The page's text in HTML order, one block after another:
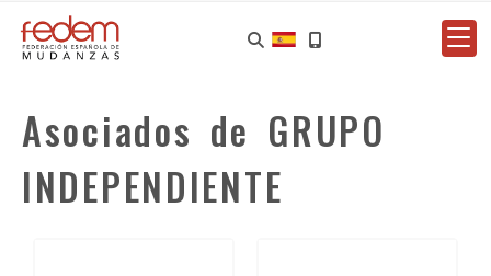
Asociados de GRUPO
INDEPENDIENTE